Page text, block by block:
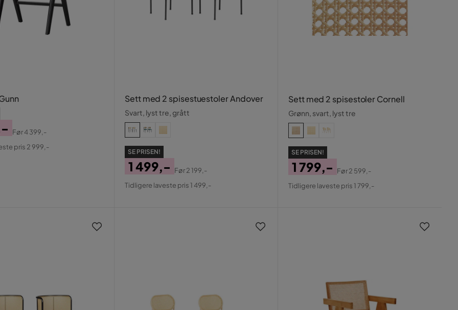
Før4 399,-
pris 2 999,-
Sett med 2 spisestuestoler Andover
Svart, lyst tre, grått
SE PRISEN!
Pris
1 499,-
Original
Før2 199,-
Tidligere laveste pris 1 499,-
Sett med 2 spisestoler Cornell
Grønn, svart, lyst tre
SE PRISEN!
Pris
1 799,-
Original
Før2 599,-
Tidligere laveste pris 1 799,-